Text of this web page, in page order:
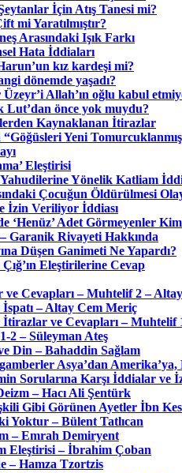
İçin Atış Tanesi mi?
mi Yaratılmıştır?
Arasındaki Işık Farkı
Hata İddiaları
kız kardeşi mi?
dönemde yaşadı?
Allah’ın oğlu kabul
Lut’dan önce yok muydu?
Kaynaklanan İtirazlar
“Göğüsleri Yeni
Eleştirisi
Yönelik Katliam
Çocuğun Öldürülmesi
İzin Veriliyor İddiası
‘Henüz’ Adet Görmeyenler
Garanik Rivayeti Hakkında
Düşen Ganimeti Ne Yapardı?
Eleştirilerine Cevap
ve Cevapları – Muhtelif 2 –
– Altay Cem Meriç
İtirazlar ve Cevapları – Muhtelif
2 – Süleyman Ateş
Din – Bahaddin Sağlam
Asya’dan
Sorularına Karşı İddialar ve
– Hacı Ali Şentürk
Gibi Görünen Ayetler İbn
Yoktur – Bülent Tatlıcan
– Emrah Demiryent
Eleştirisi – İbrahim Çoban
– Hamza Tzortzis